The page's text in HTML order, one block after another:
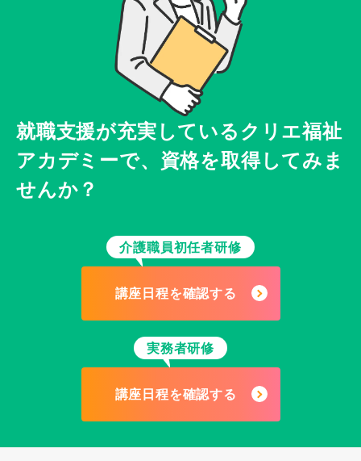
就職支援が充実している クリエ福祉
アカデミーで、 資格を取得してみま
せんか？
介護職員初任者研修
講座日程を確認する
実務者研修
講座日程を確認する